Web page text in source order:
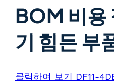
BOM 비용
기 힘든 부
클릭하여 보기 DF11-